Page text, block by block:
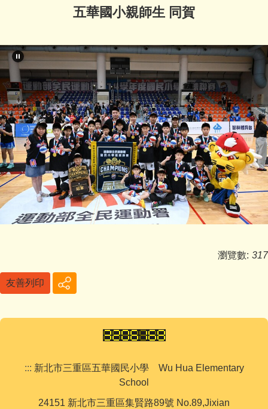
五華國小親師生 同賀
瀏覽數: 317
友善列印
::: 新北市三重區五華國民小學 Wu Hua Elementary
School
24151 新北市三重區集賢路89號 No.89,Jixian